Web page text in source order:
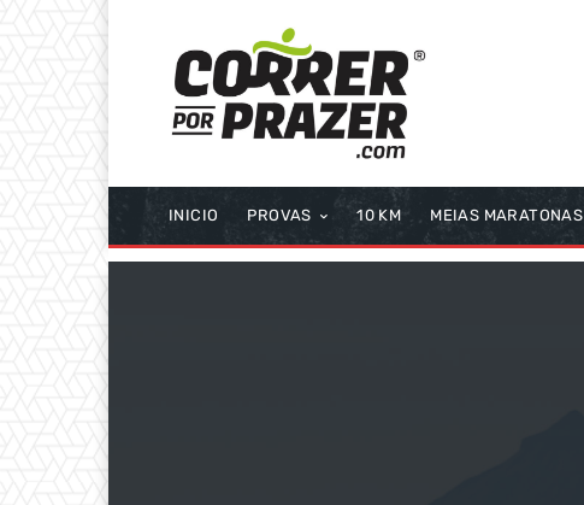
INICIO PROVAS 10 KM MEIAS MARATONAS